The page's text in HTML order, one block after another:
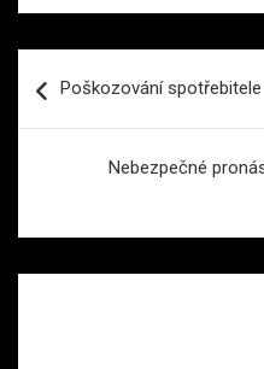
proPoškozování
Nebezpečné